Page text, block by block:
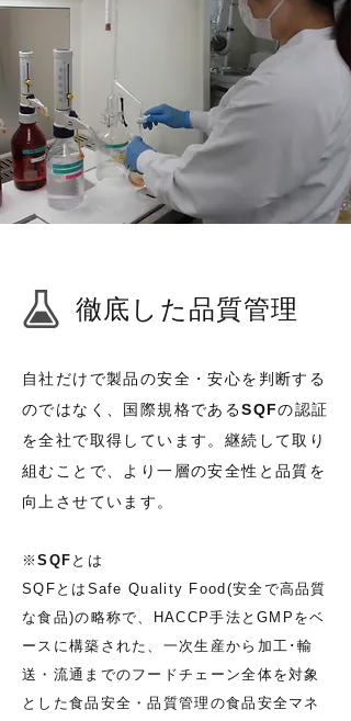
徹底した品質管理​
自社だけで製品の安全・安心を判断する
のではなく、国際規格であるSQFの認証
を全社で取得しています。継続して取り
組むことで、より一層の安全性と品質を
向上させています。
※SQF とは
SQFとはSafe Quality Food(安全で高品質
な食品)の略称で、HACCP手法とGMPをベ
ースに構築された、一次生産から加工･輸
送・流通までのフードチェーン全体を対象
とした食品安全・品質管理の食品安全マネ